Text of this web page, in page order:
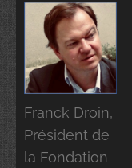
Franck Droin,
Président de
la Fondation